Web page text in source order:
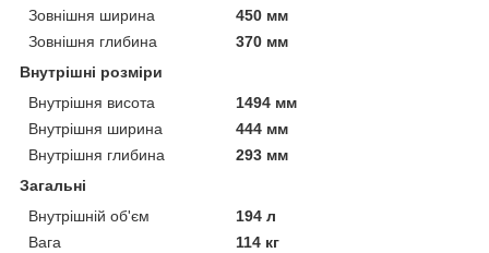
Зовнішня ширина
450 мм
Зовнішня глибина
370 мм
Внутрішні розміри
Внутрішня висота
1494 мм
Внутрішня ширина
444 мм
Внутрішня глибина
293 мм
Загальні
Внутрішній об'єм
194 л
Вага
114 кг